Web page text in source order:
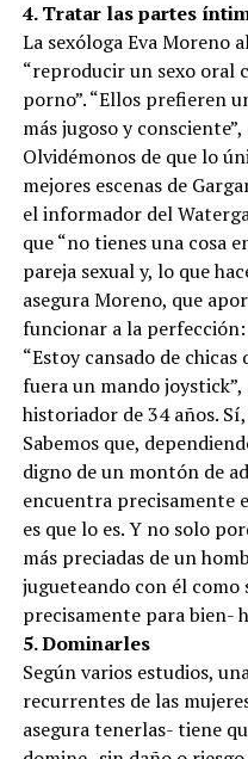
4. Tratar las partes
La sexóloga Eva Moreno
“reproducir un sexo oral
porno”. “Ellos prefieren
más jugoso y
Olvidémonos de que lo
mejores escenas de
el informador del
que “no tienes una cosa
pareja sexual y, lo que
asegura Moreno, que
funcionar a la perfección:
“Estoy cansado de
fuera un mando
historiador de 34 años.
Sabemos que,
digno de un montón de
encuentra precisamente
es que lo es. Y no solo
más preciadas de un
jugueteando con él
precisamente para bien-
5. Dominarles
Según varios estudios,
recurrentes de las
asegura tenerlas- tiene